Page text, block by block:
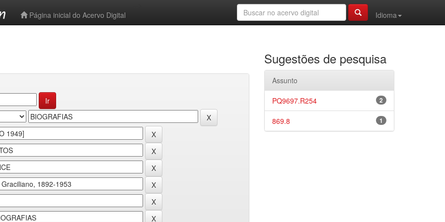
Página inicial do Acervo Digital
Idioma
Sugestões de pesquisa
Assunto
2
PQ9697.R254
1
869.8